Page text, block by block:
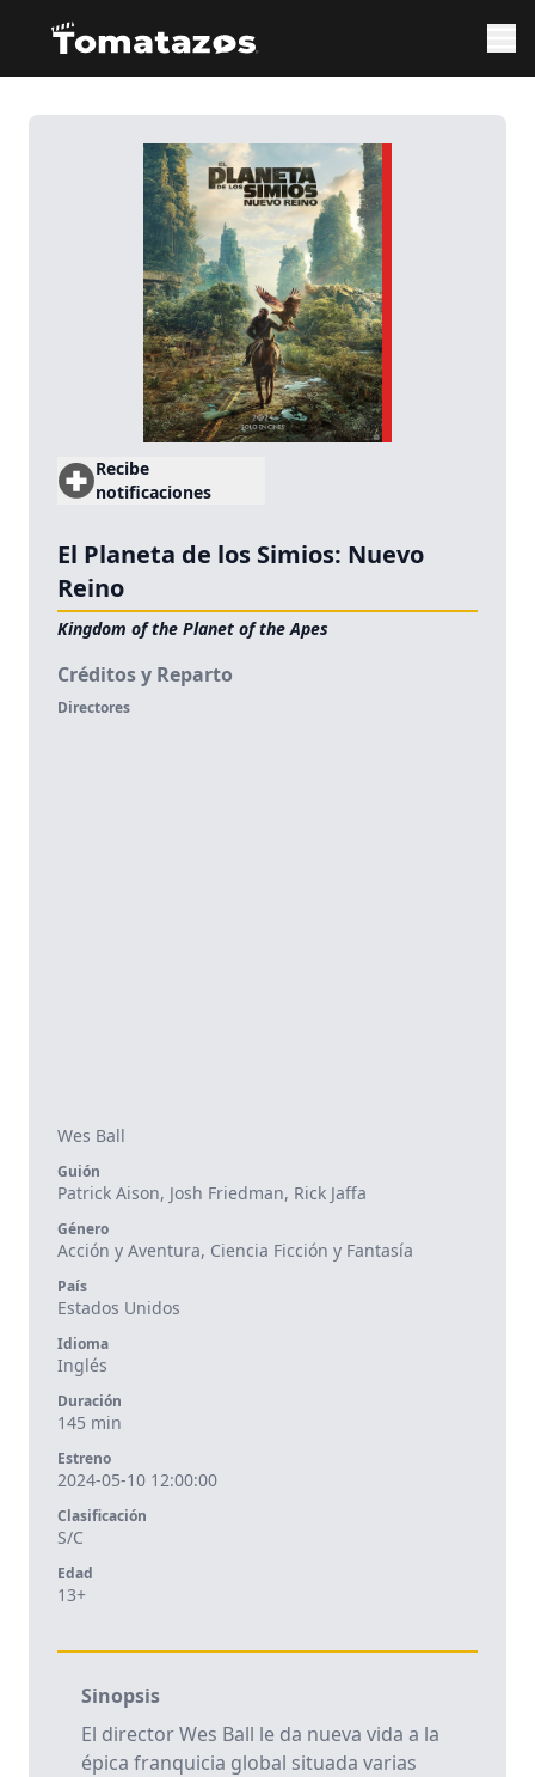
Recibe
notificaciones
El Planeta de los Simios: Nuevo
Reino
Kingdom of the Planet of the Apes
Créditos y Reparto
Directores
Wes Ball
Guión
Patrick Aison, Josh Friedman, Rick Jaffa
Género
Acción y Aventura, Ciencia Ficción y Fantasía
País
Estados Unidos
Idioma
Inglés
Duración
145 min
Estreno
2024-05-10 12:00:00
Clasificación
S/C
Edad
13+
Sinopsis
El director Wes Ball le da nueva vida a la
épica franquicia global situada varias